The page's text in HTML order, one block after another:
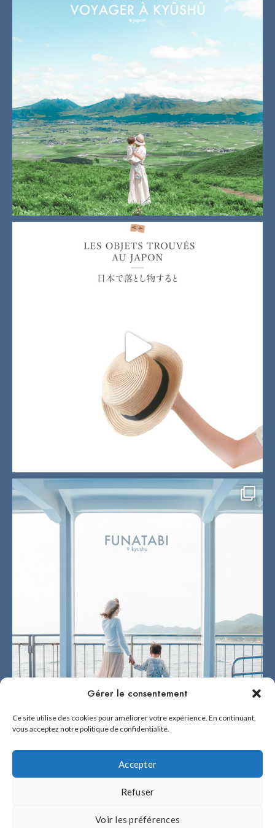
Gérer le consentement
Ce site utilise des cookies pour améliorer votre expérience. En continuant,
vous acceptez notre politique de confidentialité.
Accepter
Refuser
Voir les préférences